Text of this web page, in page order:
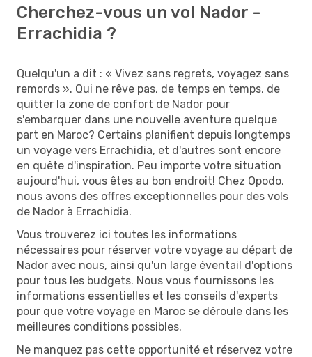
Cherchez-vous un vol Nador -
Errachidia ?
Quelqu'un a dit : « Vivez sans regrets, voyagez sans
remords ». Qui ne rêve pas, de temps en temps, de
quitter la zone de confort de Nador pour
s'embarquer dans une nouvelle aventure quelque
part en Maroc? Certains planifient depuis longtemps
un voyage vers Errachidia, et d'autres sont encore
en quête d'inspiration. Peu importe votre situation
aujourd'hui, vous êtes au bon endroit! Chez Opodo,
nous avons des offres exceptionnelles pour des vols
de Nador à Errachidia.
Vous trouverez ici toutes les informations
nécessaires pour réserver votre voyage au départ de
Nador avec nous, ainsi qu'un large éventail d'options
pour tous les budgets. Nous vous fournissons les
informations essentielles et les conseils d'experts
pour que votre voyage en Maroc se déroule dans les
meilleures conditions possibles.
Ne manquez pas cette opportunité et réservez votre